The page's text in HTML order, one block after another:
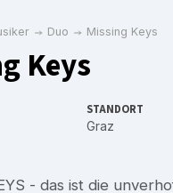
Duo Missing Keys
Keys
STANDORT
Graz
- das ist die